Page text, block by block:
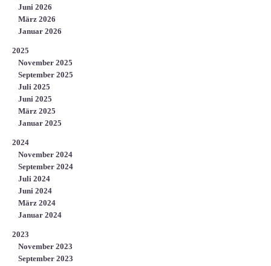
Juni 2026
März 2026
Januar 2026
2025
November 2025
September 2025
Juli 2025
Juni 2025
März 2025
Januar 2025
2024
November 2024
September 2024
Juli 2024
Juni 2024
März 2024
Januar 2024
2023
November 2023
September 2023